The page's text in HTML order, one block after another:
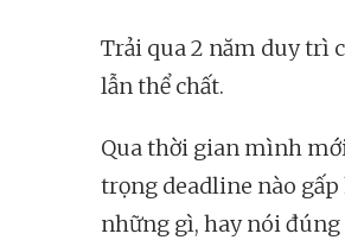
Trải qua 2 năm duy trì
lẫn thể chất.
Qua thời gian mình
trọng deadline nào
những gì, hay nói